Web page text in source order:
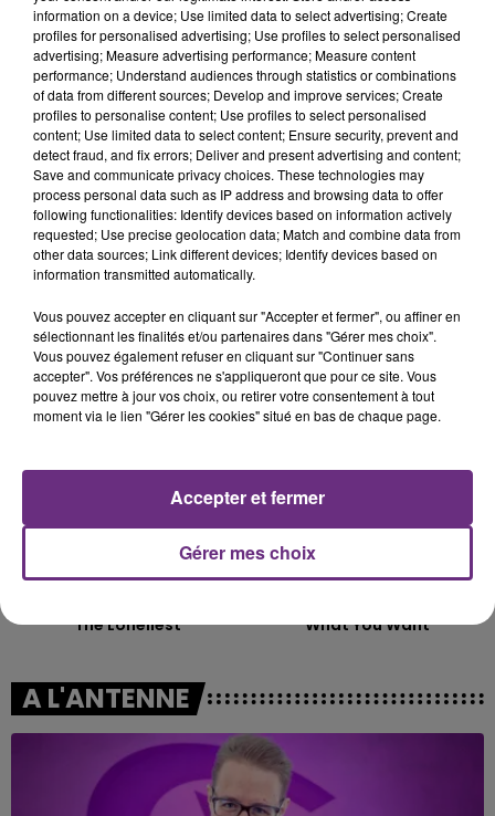
TITRES DIFFUSÉS
10h24
10h24
ROBBIE WILLIAMS
Feel
10h20
10h20
TAYLOR SWIFT
Elizabeth Taylor
10h17
10h17
The Loneliest
10h13
10h13
What You Want
A L'ANTENNE
information on a device; Use limited data to select advertising; Create
profiles for personalised advertising; Use profiles to select personalised
advertising; Measure advertising performance; Measure content
performance; Understand audiences through statistics or combinations
of data from different sources; Develop and improve services; Create
profiles to personalise content; Use profiles to select personalised
content; Use limited data to select content; Ensure security, prevent and
detect fraud, and fix errors; Deliver and present advertising and content;
Save and communicate privacy choices. These technologies may
process personal data such as IP address and browsing data to offer
following functionalities: Identify devices based on information actively
requested; Use precise geolocation data; Match and combine data from
other data sources; Link different devices; Identify devices based on
information transmitted automatically.
Vous pouvez accepter en cliquant sur "Accepter et fermer", ou affiner en
sélectionnant les finalités et/ou partenaires dans "Gérer mes choix".
Vous pouvez également refuser en cliquant sur "Continuer sans
accepter". Vos préférences ne s'appliqueront que pour ce site. Vous
pouvez mettre à jour vos choix, ou retirer votre consentement à tout
moment via le lien "Gérer les cookies" situé en bas de chaque page.
Gérer mes choix
Accepter et fermer